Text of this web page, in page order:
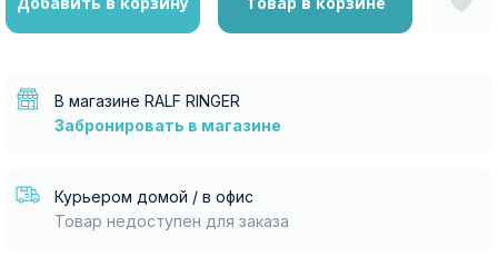
В магазине RALF RINGER
Забронировать в магазине
Курьером домой / в офис
Товар недоступен для заказа